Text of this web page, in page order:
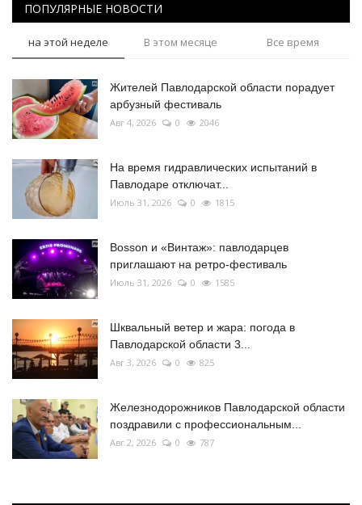
ПОПУЛЯРНЫЕ НОВОСТИ
на этой неделе В этом месяце Все время
Жителей Павлодарской области порадует
арбузный фестиваль
Авг 4, 2026 0 2046
На время гидравлических испытаний в
Павлодаре отключат...
Июль 31, 2026 0 1815
Bosson и «Винтаж»: павлодарцев
приглашают на ретро-фестиваль
Июль 31, 2026 0 1585
Шквальный ветер и жара: погода в
Павлодарской области 3...
Авг 3, 2026 0 825
Железнодорожников Павлодарской области
поздравили с профессиональным...
Авг 2, 2026 0 787